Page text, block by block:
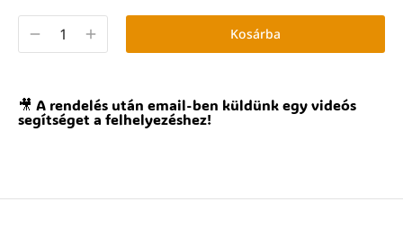
Kosárba
🎥 A rendelés után email-ben küldünk egy videós
segítséget a felhelyezéshez!